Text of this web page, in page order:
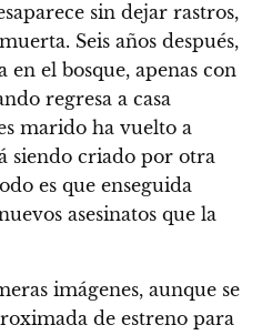
sin dejar rastros,
Seis años después,
en el bosque, apenas con
regresa a casa
marido ha vuelto a
siendo criado por otra
es que enseguida
asesinatos que la
imágenes, aunque se
de estreno para